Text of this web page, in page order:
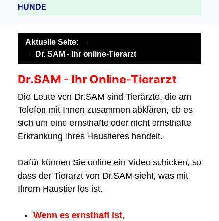
HUNDE
Aktuelle Seite:
Dr. SAM - Ihr online-Tierarzt
Dr.SAM - Ihr Online-Tierarzt
Die Leute von Dr.SAM sind Tierärzte, die am
Telefon mit Ihnen zusammen abklären, ob es
sich um eine ernsthafte oder nicht ernsthafte
Erkrankung Ihres Haustieres handelt.
Dafür können Sie online ein Video schicken, so
dass der Tierarzt von Dr.SAM sieht, was mit
Ihrem Haustier los ist.
Wenn es ernsthaft ist,